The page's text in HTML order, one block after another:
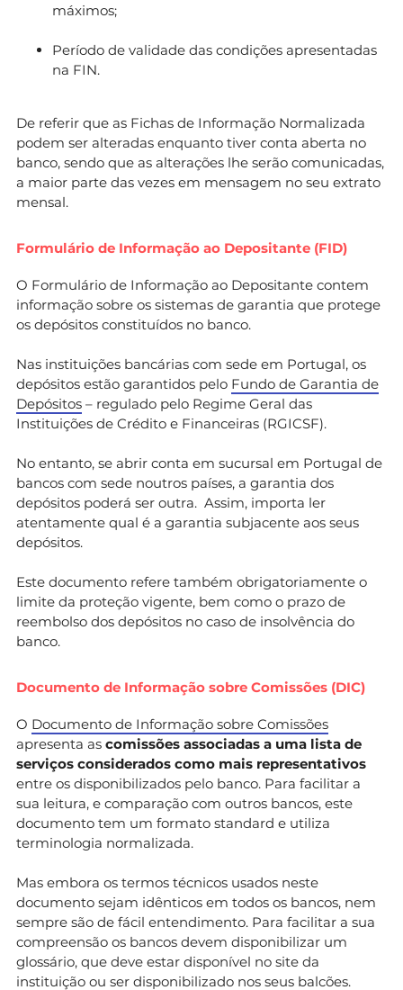
máximos;
Período de validade das condições apresentadas
na FIN.
De referir que as Fichas de Informação Normalizada
podem ser alteradas enquanto tiver conta aberta no
banco, sendo que as alterações lhe serão comunicadas,
a maior parte das vezes em mensagem no seu extrato
mensal.
Formulário de Informação ao Depositante (FID)
O Formulário de Informação ao Depositante contem
informação sobre os sistemas de garantia que protege
os depósitos constituídos no banco.
Nas instituições bancárias com sede em Portugal, os
depósitos estão garantidos pelo Fundo de Garantia de
Depósitos – regulado pelo Regime Geral das
Instituições de Crédito e Financeiras (RGICSF).
No entanto, se abrir conta em sucursal em Portugal de
bancos com sede noutros países, a garantia dos
depósitos poderá ser outra. Assim, importa ler
atentamente qual é a garantia subjacente aos seus
depósitos.
Este documento refere também obrigatoriamente o
limite da proteção vigente, bem como o prazo de
reembolso dos depósitos no caso de insolvência do
banco.
Documento de Informação sobre Comissões (DIC)
O Documento de Informação sobre Comissões
apresenta as comissões associadas a uma lista de
serviços considerados como mais representativos
entre os disponibilizados pelo banco. Para facilitar a
sua leitura, e comparação com outros bancos, este
documento tem um formato standard e utiliza
terminologia normalizada.
Mas embora os termos técnicos usados neste
documento sejam idênticos em todos os bancos, nem
sempre são de fácil entendimento. Para facilitar a sua
compreensão os bancos devem disponibilizar um
glossário, que deve estar disponível no site da
instituição ou ser disponibilizado nos seus balcões.